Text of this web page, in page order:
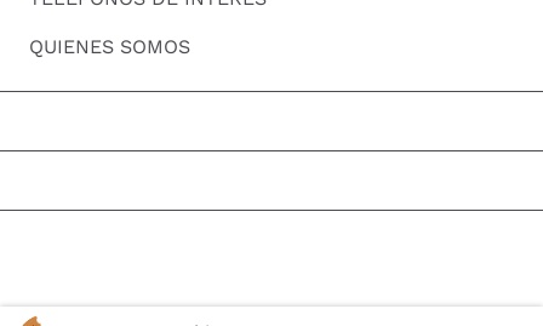
QUIENES SOMOS